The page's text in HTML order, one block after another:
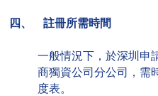
四、 註冊所需時間
一般情況下，於深圳申
商獨資公司分公司，需
度表。